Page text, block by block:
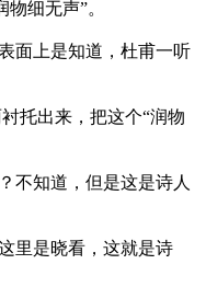
细无声”。
面上是知道，杜甫一听
托出来，把这个“润物
不知道，但是这是诗人
里是晓看，这就是诗